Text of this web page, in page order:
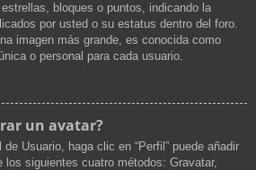
bloques o puntos, indicando la
por usted o su estatus dentro del foro.
imagen más grande, es conocida como
o personal para cada usuario.
un avatar?
Usuario, haga clic en “Perfil” puede añadir
los siguientes cuatro métodos: Gravatar,